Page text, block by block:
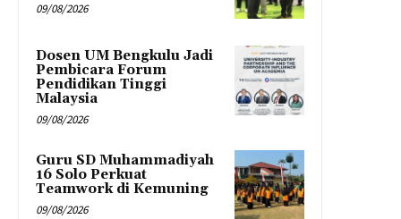
09/08/2026
Dosen UM Bengkulu Jadi
Pembicara Forum
Pendidikan Tinggi
Malaysia
09/08/2026
Guru SD Muhammadiyah
16 Solo Perkuat
Teamwork di Kemuning
09/08/2026